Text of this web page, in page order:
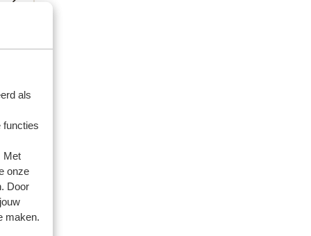
als
functies
Met
onze
Door
maken.
300